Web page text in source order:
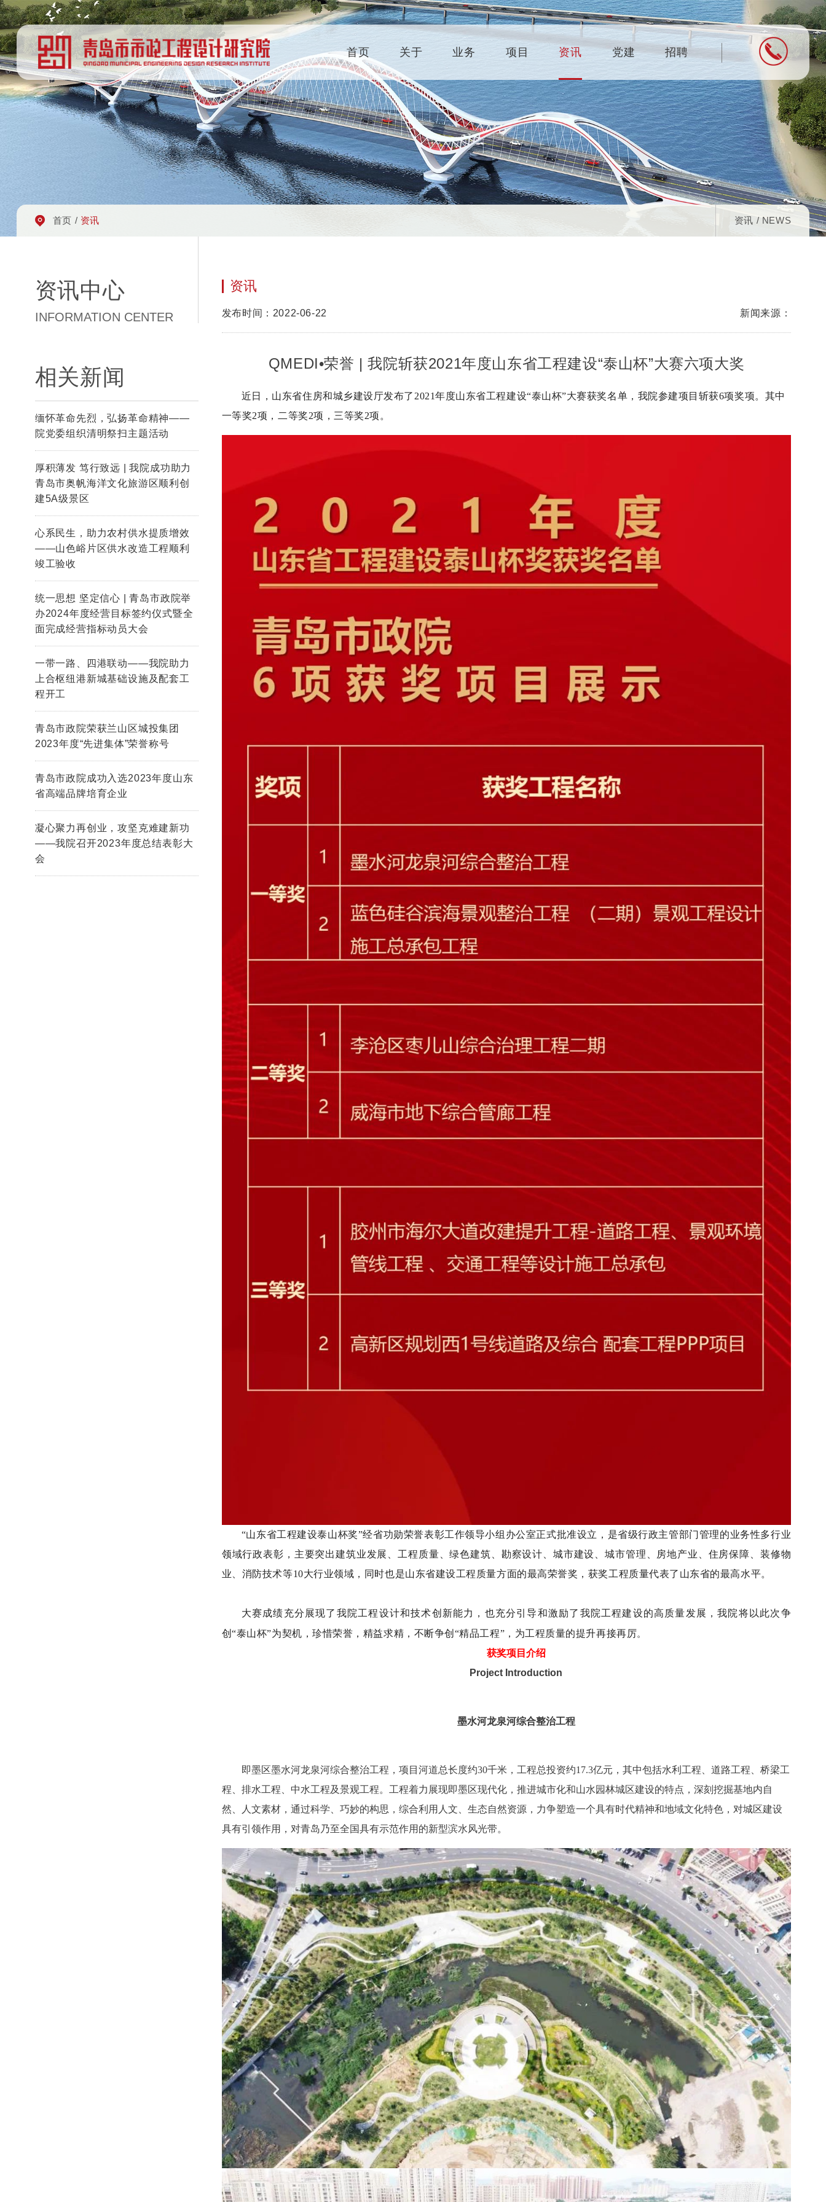
首页 关于 业务 项目 资讯 党建 招聘
首页 / 资讯 资讯 / NEWS
资讯中心
INFORMATION CENTER
相关新闻
缅怀革命先烈，弘扬革命精神——
院党委组织清明祭扫主题活动
厚积薄发 笃行致远 | 我院成功助力
青岛市奥帆海洋文化旅游区顺利创
建5A级景区
心系民生，助力农村供水提质增效
——山色峪片区供水改造工程顺利
竣工验收
统一思想 坚定信心 | 青岛市政院举
办2024年度经营目标签约仪式暨全
面完成经营指标动员大会
一带一路、四港联动——我院助力
上合枢纽港新城基础设施及配套工
程开工
青岛市政院荣获兰山区城投集团
2023年度“先进集体”荣誉称号
青岛市政院成功入选2023年度山东
省高端品牌培育企业
凝心聚力再创业，攻坚克难建新功
——我院召开2023年度总结表彰大
会
资讯
发布时间：2022-06-22 新闻来源：
QMEDI•荣誉 | 我院斩获2021年度山东省工程建设“泰山杯”大赛六项大奖
近日，山东省住房和城乡建设厅发布了2021年度山东省工程建设“泰山杯”大赛获奖名单，我院参建项目斩获6项奖项。其中
一等奖2项，二等奖2项，三等奖2项。
“山东省工程建设泰山杯奖”经省功勋荣誉表彰工作领导小组办公室正式批准设立，是省级行政主管部门管理的业务性多行业
领域行政表彰，主要突出建筑业发展、工程质量、绿色建筑、勘察设计、城市建设、城市管理、房地产业、住房保障、装修物
业、消防技术等10大行业领域，同时也是山东省建设工程质量方面的最高荣誉奖，获奖工程质量代表了山东省的最高水平。
大赛成绩充分展现了我院工程设计和技术创新能力，也充分引导和激励了我院工程建设的高质量发展，我院将以此次争
创“泰山杯”为契机，珍惜荣誉，精益求精，不断争创“精品工程”，为工程质量的提升再接再厉。
获奖项目介绍
Project Introduction
墨水河龙泉河综合整治工程
即墨区墨水河龙泉河综合整治工程，项目河道总长度约30千米，工程总投资约17.3亿元，其中包括水利工程、道路工程、桥梁工
程、排水工程、中水工程及景观工程。工程着力展现即墨区现代化，推进城市化和山水园林城区建设的特点，深刻挖掘基地内自
然、人文素材，通过科学、巧妙的构思，综合利用人文、生态自然资源，力争塑造一个具有时代精神和地域文化特色，对城区建设
具有引领作用，对青岛乃至全国具有示范作用的新型滨水风光带。